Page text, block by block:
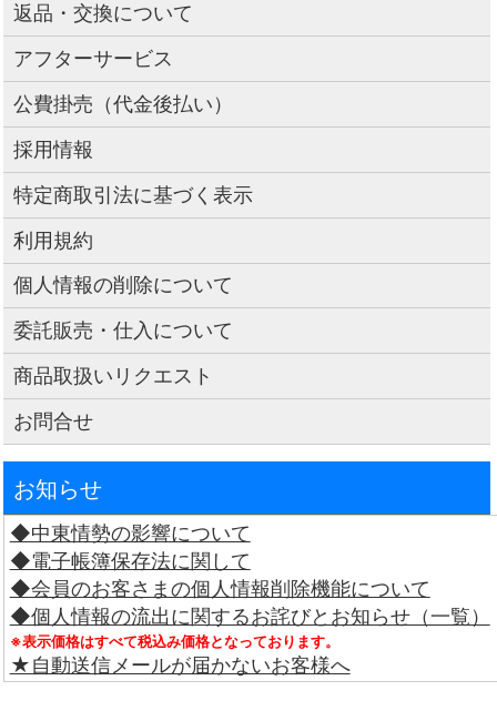
返品・交換について
アフターサービス
公費掛売（代金後払い）
採用情報
特定商取引法に基づく表示
利用規約
個人情報の削除について
委託販売・仕入について
商品取扱いリクエスト
お問合せ
お知らせ
◆中東情勢の影響について
◆電子帳簿保存法に関して
◆会員のお客さまの個人情報削除機能について
◆個人情報の流出に関するお詫びとお知らせ（一覧）
※表示価格はすべて税込み価格となっております。
★自動送信メールが届かないお客様へ